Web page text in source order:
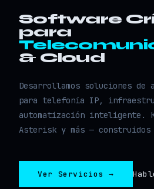
Software
para
& Cloud
Desarrollamos soluciones de
para telefonía IP,
automatización inteligente.
Asterisk y más —
Ver Servicios →